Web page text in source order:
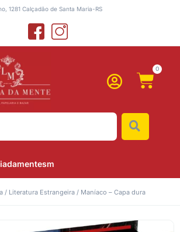
1281 Calçadão de Santa Maria-RS
0
/ Literatura Estrangeira / Maníaco – Capa dura